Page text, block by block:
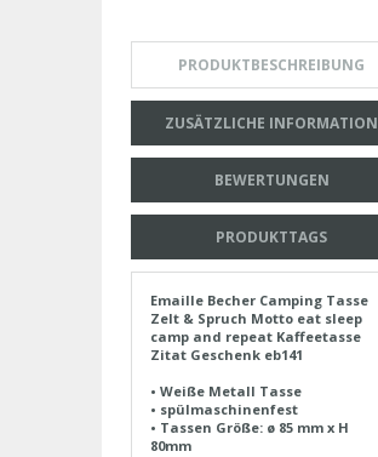
PRODUKTBESCHREIBUNG
ZUSÄTZLICHE INFORMATION
BEWERTUNGEN
PRODUKTTAGS
Emaille Becher Camping Tasse
Zelt & Spruch Motto eat sleep
camp and repeat Kaffeetasse
Zitat Geschenk eb141
• Weiße Metall Tasse
• spülmaschinenfest
• Tassen Größe: ø 85 mm x H
80mm